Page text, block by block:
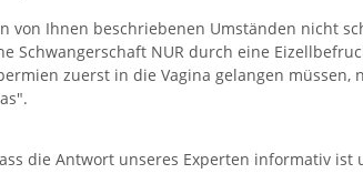
von Ihnen beschriebenen Umständen nicht
Schwangerschaft NUR durch eine
zuerst in die Vagina gelangen
die Antwort unseres Experten informativ ist